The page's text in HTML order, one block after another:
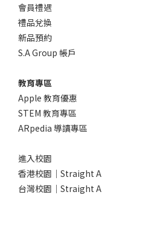
會員禮遇
禮品兌換
新品預約
S.A Group 帳戶
教育專區
Apple 教育優惠
STEM 教育專區
ARpedia 導讀專區
進入校園
香港校園｜Straight A
台灣校園｜Straight A